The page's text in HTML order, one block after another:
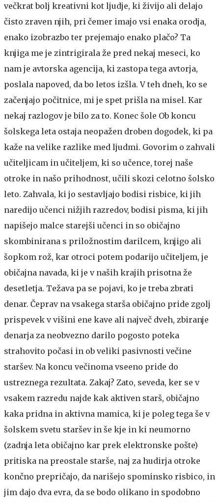
večkrat bolj kreativni kot ljudje, ki živijo ali delajo
čisto zraven njih, pri čemer imajo vsi enaka orodja,
enako izobrazbo ter prejemajo enako plačo? Ta
knjiga me je zintrigirala že pred nekaj meseci, ko
nam je avtorska agencija, ki zastopa tega avtorja,
poslala napoved, da bo letos izšla. V teh dneh, ko se
začenjajo počitnice, mi je spet prišla na misel. Kar
nekaj razlogov je bilo za to. Konec šole Ob koncu
šolskega leta ostaja neopažen droben dogodek, ki pa
kaže na velike razlike med ljudmi. Govorim o zahvali
učiteljicam in učiteljem, ki so učence, torej naše
otroke in našo prihodnost, učili skozi celotno šolsko
leto. Zahvala, ki jo sestavljajo bodisi risbice, ki jih
naredijo učenci nižjih razredov, bodisi pisma, ki jih
napišejo malce starejši učenci in so običajno
skombinirana s priložnostim darilcem, knjigo ali
šopkom rož, kar otroci potem podarijo učiteljem, je
običajna navada, ki je v naših krajih prisotna že
desetletja. Težava pa se pojavi, ko je treba zbrati
denar. Čeprav na vsakega starša običajno pride zgolj
prispevek v višini ene kave ali največ dveh, zbiranje
denarja za neobvezno darilo pogosto poteka
strahovito počasi in ob veliki pasivnosti večine
staršev. Na koncu večinoma vseeno pride do
ustreznega rezultata. Zakaj? Zato, seveda, ker se v
vsakem razredu najde kak aktiven starš, običajno
kaka pridna in aktivna mamica, ki je poleg tega še v
šolskem svetu staršev in še kje in ki neumorno
(zadnja leta običajno kar prek elektronske pošte)
pritiska na preostale starše, naj za hudirja otroke
končno prepričajo, da narišejo spominsko risbico, in
jim dajo dva evra, da se bodo olikano in spodobno